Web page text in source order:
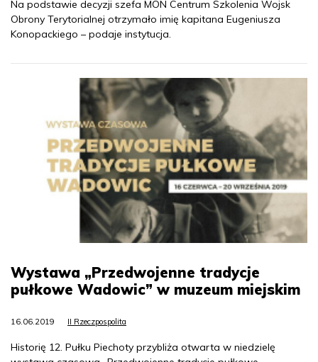
Na podstawie decyzji szefa MON Centrum Szkolenia Wojsk
Obrony Terytorialnej otrzymało imię kapitana Eugeniusza
Konopackiego – podaje instytucja.
Wystawa „Przedwojenne tradycje
pułkowe Wadowic” w muzeum miejskim
16.06.2019 II Rzeczpospolita
Historię 12. Pułku Piechoty przybliża otwarta w niedzielę